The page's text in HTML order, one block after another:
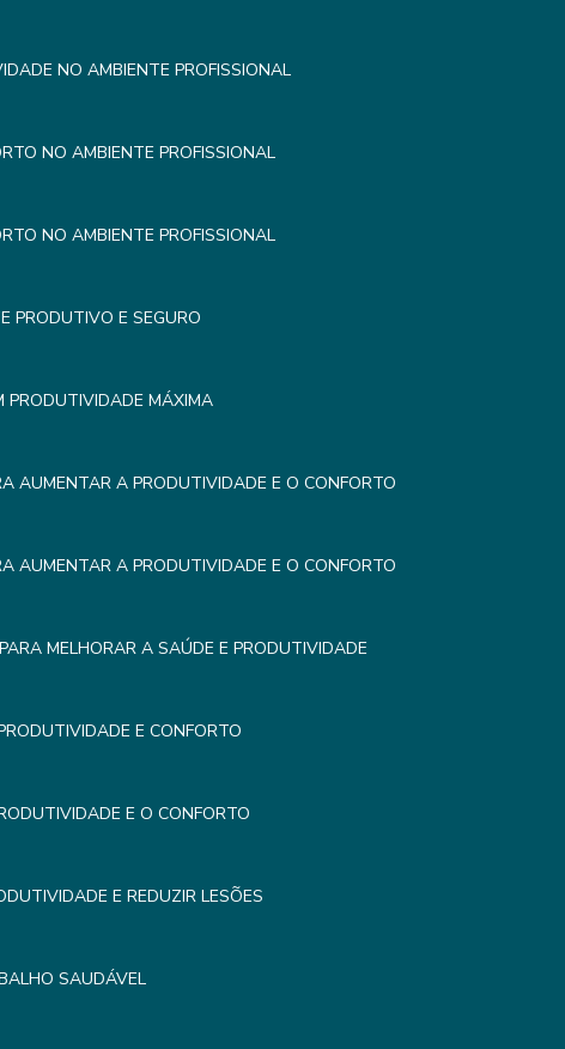
NO AMBIENTE PROFISSIONAL
NO AMBIENTE PROFISSIONAL
NO AMBIENTE PROFISSIONAL
PRODUTIVO E SEGURO
PRODUTIVIDADE MÁXIMA
AUMENTAR A PRODUTIVIDADE E O CONFORTO
AUMENTAR A PRODUTIVIDADE E O CONFORTO
MELHORAR A SAÚDE E PRODUTIVIDADE
E CONFORTO
E O CONFORTO
E REDUZIR LESÕES
SAUDÁVEL